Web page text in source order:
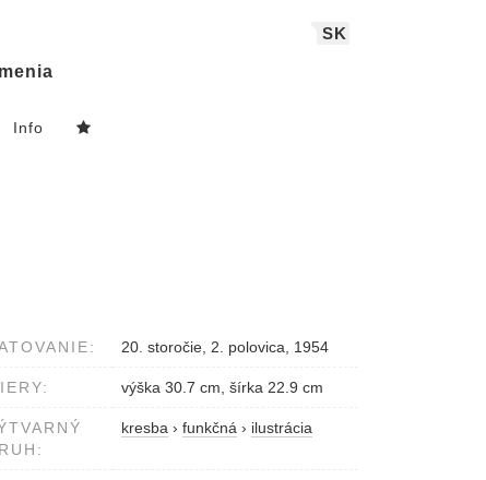
SK
Info
20. storočie, 2. polovica, 1954
výška 30.7 cm, šírka 22.9 cm
kresba › funkčná › ilustrácia